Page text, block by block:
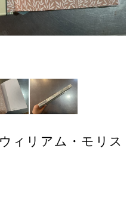
ィリアム・モリス